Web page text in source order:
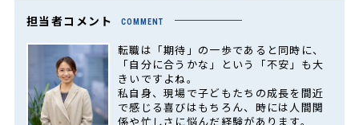
担当者コメント COMMENT
転職は「期待」の一歩であると同時に、
「自分に合うかな」という「不安」も大
きいですよね。
私自身、現場で子どもたちの成長を間近
で感じる喜びはもちろん、時には人間関
係や忙しさに悩んだ経験があります。